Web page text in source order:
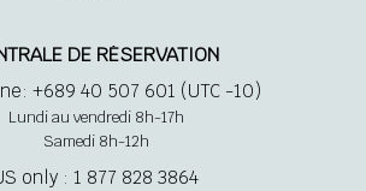
DE RÉSERVATION
+689 40 507 601 (UTC -10)
Lundi au vendredi 8h-17h
Samedi 8h-12h
only : 1 877 828 3864